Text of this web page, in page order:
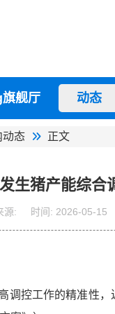
舰厅 动态
动态 正文
生猪产能综合
源: 时间: 2026-05-15
调控工作的精准性